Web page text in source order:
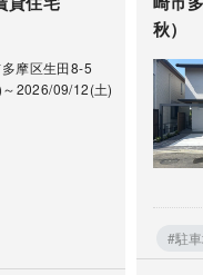
摩区生田8-5
2026/09/12(土)
秋）
#駐